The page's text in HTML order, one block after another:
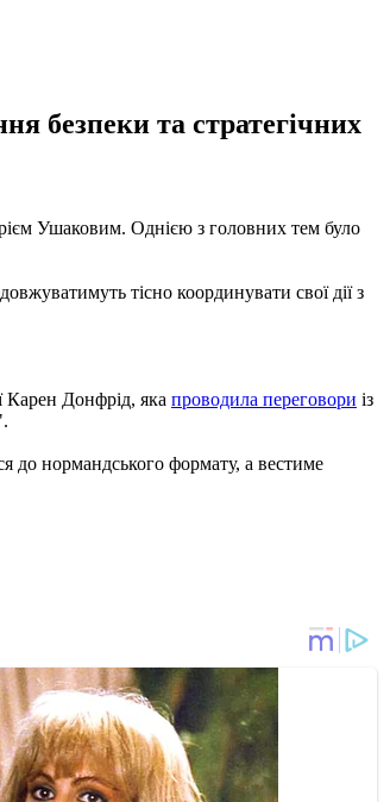
безпеки та стратегічних
Ушаковим. Однією з головних тем було
тісно координувати свої дії з
Карен Донфрід, яка проводила переговори із
до нормандського формату, а вестиме